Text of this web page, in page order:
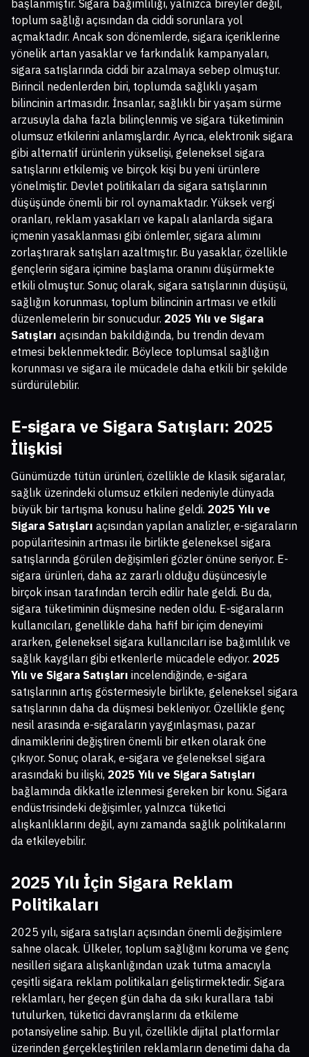
başlanmıştır. Sigara bağımlılığı, yalnızca bireyler değil,
toplum sağlığı açısından da ciddi sorunlara yol
açmaktadır. Ancak son dönemlerde, sigara içeriklerine
yönelik artan yasaklar ve farkındalık kampanyaları,
sigara satışlarında ciddi bir azalmaya sebep olmuştur.
Birincil nedenlerden biri, toplumda sağlıklı yaşam
bilincinin artmasıdır. İnsanlar, sağlıklı bir yaşam sürme
arzusuyla daha fazla bilinçlenmiş ve sigara tüketiminin
olumsuz etkilerini anlamışlardır. Ayrıca, elektronik sigara
gibi alternatif ürünlerin yükselişi, geleneksel sigara
satışlarını etkilemiş ve birçok kişi bu yeni ürünlere
yönelmiştir. Devlet politikaları da sigara satışlarının
düşüşünde önemli bir rol oynamaktadır. Yüksek vergi
oranları, reklam yasakları ve kapalı alanlarda sigara
içmenin yasaklanması gibi önlemler, sigara alımını
zorlaştırarak satışları azaltmıştır. Bu yasaklar, özellikle
gençlerin sigara içimine başlama oranını düşürmekte
etkili olmuştur. Sonuç olarak, sigara satışlarının düşüşü,
sağlığın korunması, toplum bilincinin artması ve etkili
düzenlemelerin bir sonucudur. 2025 Yılı ve Sigara
Satışları açısından bakıldığında, bu trendin devam
etmesi beklenmektedir. Böylece toplumsal sağlığın
korunması ve sigara ile mücadele daha etkili bir şekilde
sürdürülebilir.
E-sigara ve Sigara Satışları: 2025
İlişkisi
Günümüzde tütün ürünleri, özellikle de klasik sigaralar,
sağlık üzerindeki olumsuz etkileri nedeniyle dünyada
büyük bir tartışma konusu haline geldi. 2025 Yılı ve
Sigara Satışları açısından yapılan analizler, e-sigaraların
popülaritesinin artması ile birlikte geleneksel sigara
satışlarında görülen değişimleri gözler önüne seriyor. E-
sigara ürünleri, daha az zararlı olduğu düşüncesiyle
birçok insan tarafından tercih edilir hale geldi. Bu da,
sigara tüketiminin düşmesine neden oldu. E-sigaraların
kullanıcıları, genellikle daha hafif bir içim deneyimi
ararken, geleneksel sigara kullanıcıları ise bağımlılık ve
sağlık kaygıları gibi etkenlerle mücadele ediyor. 2025
Yılı ve Sigara Satışları incelendiğinde, e-sigara
satışlarının artış göstermesiyle birlikte, geleneksel sigara
satışlarının daha da düşmesi bekleniyor. Özellikle genç
nesil arasında e-sigaraların yaygınlaşması, pazar
dinamiklerini değiştiren önemli bir etken olarak öne
çıkıyor. Sonuç olarak, e-sigara ve geleneksel sigara
arasındaki bu ilişki, 2025 Yılı ve Sigara Satışları
bağlamında dikkatle izlenmesi gereken bir konu. Sigara
endüstrisindeki değişimler, yalnızca tüketici
alışkanlıklarını değil, aynı zamanda sağlık politikalarını
da etkileyebilir.
2025 Yılı İçin Sigara Reklam
Politikaları
2025 yılı, sigara satışları açısından önemli değişimlere
sahne olacak. Ülkeler, toplum sağlığını koruma ve genç
nesilleri sigara alışkanlığından uzak tutma amacıyla
çeşitli sigara reklam politikaları geliştirmektedir. Sigara
reklamları, her geçen gün daha da sıkı kurallara tabi
tutulurken, tüketici davranışlarını da etkileme
potansiyeline sahip. Bu yıl, özellikle dijital platformlar
üzerinden gerçekleştirilen reklamların denetimi daha da